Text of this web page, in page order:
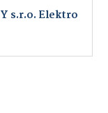
s.r.o. Elektro